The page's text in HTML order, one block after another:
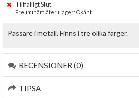
Tillfälligt Slut
Preliminärt åter i lager: Okänt
Passare i metall. Finns i tre olika färger.
RECENSIONER (0)
TIPSA